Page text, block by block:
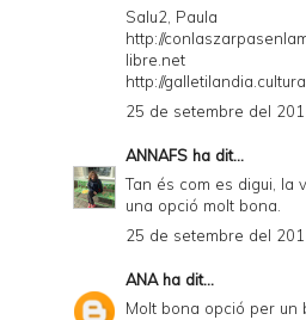
Salu2, Paula
http://
libre.net
http://
25 de setembre del
ANNAFS ha dit...
Tan és com es digui, la
una opció molt bona.
25 de setembre del
ANAha dit...
Molt bona opció per un